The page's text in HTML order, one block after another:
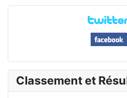
Classement et